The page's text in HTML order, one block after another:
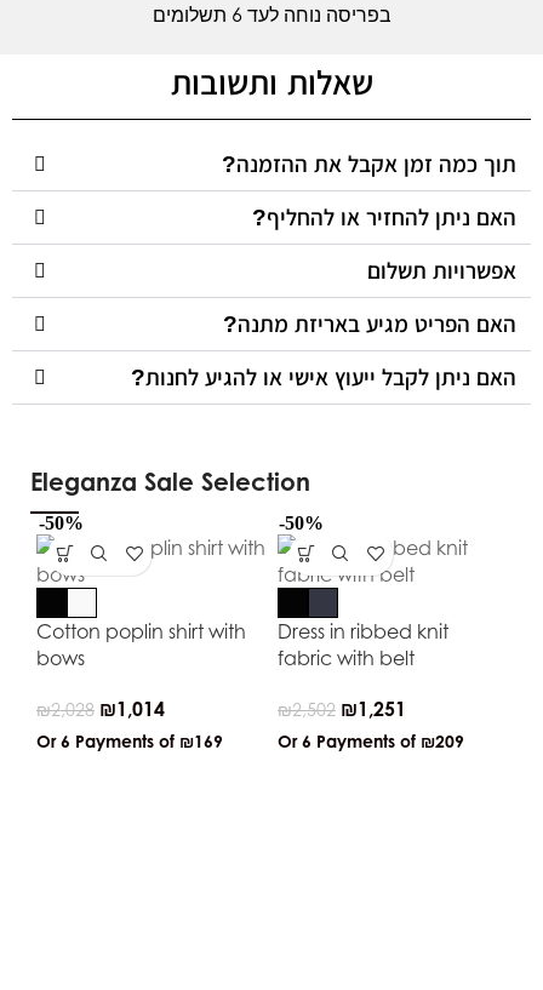
בפריסה נוחה לעד 6 תשלומים
שאלות ותשובות
תוך כמה זמן אקבל את ההזמנה?
האם ניתן להחזיר או להחליף?
אפשרויות תשלום
האם הפריט מגיע באריזת מתנה?
האם ניתן לקבל ייעוץ אישי או להגיע לחנות?
Eleganza Sale Selection
-50%
Cotton poplin shirt with
bows
₪2,028 ₪1,014
Or 6 Payments of ₪169
-50%
Dress in ribbed knit
fabric with belt
₪2,502 ₪1,251
Or 6 Payments of ₪209